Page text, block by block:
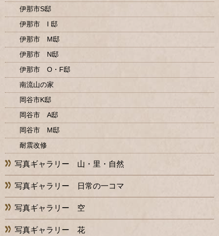
伊那市S邸
伊那市 I 邸
伊那市 M邸
伊那市 N邸
伊那市 O・F邸
南流山の家
岡谷市K邸
岡谷市 A邸
岡谷市 M邸
耐震改修
写真ギャラリー 山・里・自然
写真ギャラリー 日常の一コマ
写真ギャラリー 空
写真ギャラリー 花